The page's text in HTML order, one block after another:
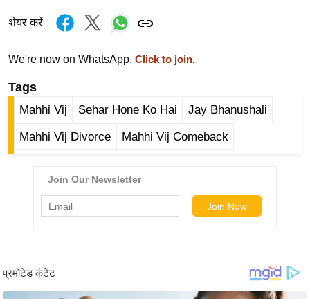
ज
ज
त
बॉ
ली
फि
ल्म
शेयर करें
We're now on WhatsApp. Click to join.
Tags
Mahhi Vij Sehar Hone Ko Hai Jay Bhanushali
Mahhi Vij Divorce Mahhi Vij Comeback